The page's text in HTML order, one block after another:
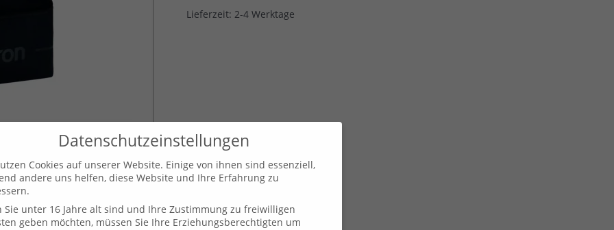
Lieferzeit: 2-4 Werktage
Datenschutzeinstellungen
Cookies auf unserer Website. Einige von ihnen sind essenziell,
andere uns helfen, diese Website und Ihre Erfahrung zu
Sie unter 16 Jahre alt sind und Ihre Zustimmung zu freiwilligen
geben möchten, müssen Sie Ihre Erziehungsberechtigten um